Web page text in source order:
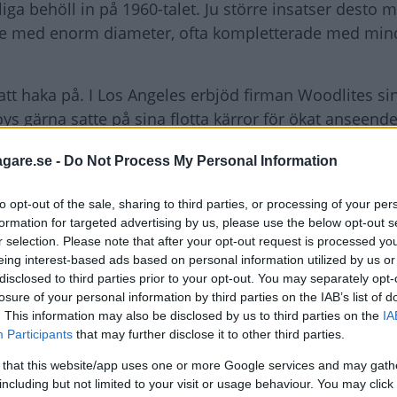
- Do Not Process My Personal Information
opt-out of the sale, sharing to third parties, or processing of your
for targeted advertising by us, please use the below opt-out
selection. Please note that after your opt-out request is processed
interest-based ads based on personal information utilized by us
to third parties prior to your opt-out. You may separately
of your personal information by third parties on the IAB’s list of
This information may also be disclosed by us to third parties on the
Participants that may further disclose it to other third parties.
that this website/app uses one or more Google services and may
but not limited to your visit or usage behaviour. You may
behöll in på 1960-talet. Ju större insatser desto
med enorm diameter, ofta kompletterade med
haka på. I Los Angeles erbjöd firman Woodlites
gärna satte på sina flotta kärror för ökat
länge, särskilt i USA där konstruktionen med sju
stycke var lag ända till 1957. Då fick
flödade bilfronternas design av olika
fyrkantiga sealed beam-insatser legio i USA, men